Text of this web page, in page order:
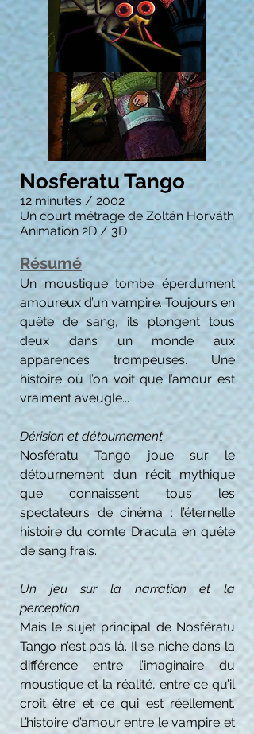
Nosferatu Tango
12 minutes / 2002
Un court métrage de Zoltán Horváth
Animation 2D / 3D
Résumé
Un moustique tombe éperdument
amoureux d’un vampire. Toujours en
quête de sang, ils plongent tous
deux dans un monde aux
apparences trompeuses. Une
histoire où l’on voit que l’amour est
vraiment aveugle...
Dérision et détournement
Nosfératu Tango joue sur le
détournement d’un récit mythique
que connaissent tous les
spectateurs de cinéma : l’éternelle
histoire du comte Dracula en quête
de sang frais.
Un jeu sur la narration et la
perception
Mais le sujet principal de Nosfératu
Tango n’est pas là. Il se niche dans la
différence entre l’imaginaire du
moustique et la réalité, entre ce qu’il
croit être et ce qui est réellement.
L’histoire d’amour entre le vampire et